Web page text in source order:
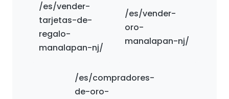
/es/vender-
tarjetas-de-
regalo-
manalapan-nj/
/es/vender-
oro-
manalapan-nj/
/es/compradores-
de-oro-